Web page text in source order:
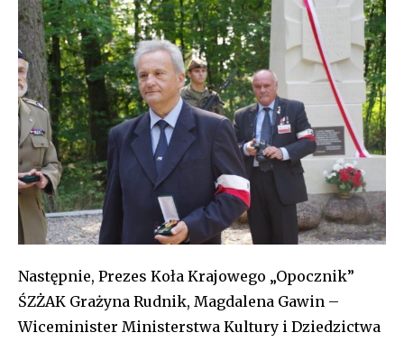
Następnie, Prezes Koła Krajowego „Opocznik”
ŚZŻAK Grażyna Rudnik, Magdalena Gawin –
Wiceminister Ministerstwa Kultury i Dziedzictwa